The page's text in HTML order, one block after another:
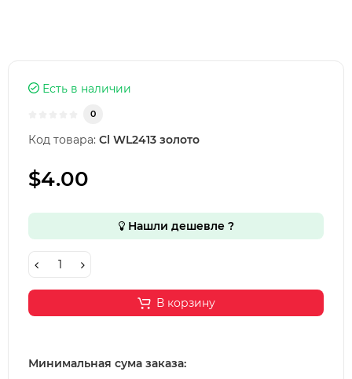
Есть в наличии
0
Код товара: Cl WL2413 золото
$4.00
Нашли дешевле ?
В корзину
Минимальная сума заказа: